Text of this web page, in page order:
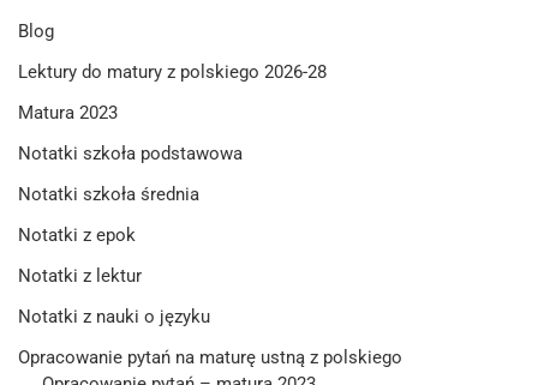
PODSTAWIE
HENRYKA
SIENKIEWICZA.
SWOJEJ
UWZGLĘDNIJ
RÓWNIEŻ
WYBRANY
KONTEKST.
Blog
Lektury do matury z polskiego 2026-28
Matura 2023
Notatki szkoła podstawowa
Notatki szkoła średnia
Notatki z epok
Notatki z lektur
Notatki z nauki o języku
Opracowanie pytań na maturę ustną z polskiego